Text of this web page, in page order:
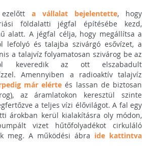
a vállalat bejelentette, hogy
földalatti jégfal építésébe kezd,
alatt. A jégfal célja, hogy megállítsa a
lefolyó és talajba szivárgó esővízet, a
a talajvíz folyamatosan szivárog be az
keveredik az ott elszabadult
Amennyiben a radioaktív talajvíz
már elérte és lassan de biztosan
az áramlatokon keresztül szinte
a teljes vízi élővilágot. A fal egy
árokban kerül kialakításra oly módon,
vizet hűtőfolyadékot cirkuláló
meg. A működési ábra ide kattintva